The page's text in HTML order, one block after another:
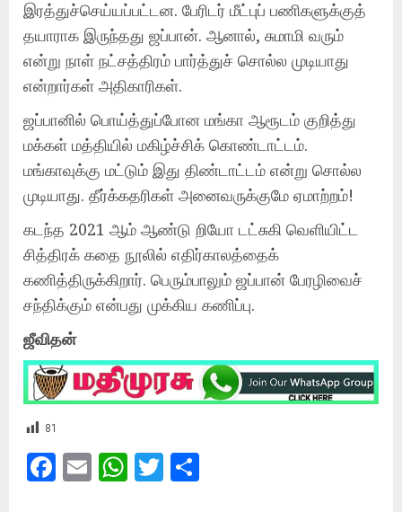
இரத்துச்செய்யப்பட்டன. பேரிடர் மீட்புப் பணிகளுக்குத்
தயாராக இருந்தது ஜப்பான். ஆனால், சுமாமி வரும்
என்று நாள் நட்சத்திரம் பார்த்துச் சொல்ல முடியாது
என்றார்கள் அதிகாரிகள்.
ஜப்பானில் பொய்த்துப்போன மங்கா ஆரூடம் குறித்து
மக்கள் மத்தியில் மகிழ்ச்சிக் கொண்டாட்டம்.
மங்காவுக்கு மட்டும் இது திண்டாட்டம் என்று சொல்ல
முடியாது. தீர்க்கதரிகள் அனைவருக்குமே ஏமாற்றம்!
கடந்த 2021 ஆம் ஆண்டு றியோ டட்சுகி வெளியிட்ட
சித்திரக் கதை நூலில் எதிர்காலத்தைக்
கணித்திருக்கிறார். பெரும்பாலும் ஜப்பான் பேரழிவைச்
சந்திக்கும் என்பது முக்கிய கணிப்பு.
ஜீவிதன்
81
Facebook
EmailWhatsApp
Twitter